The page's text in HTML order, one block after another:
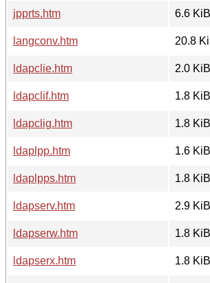
jpprts.htm
6.6 KiB
langconv.htm
20.8
ldapclie.htm
2.0 KiB
ldapclif.htm
1.8 KiB
ldapclig.htm
1.8 KiB
ldaplpp.htm
1.6 KiB
ldaplpps.htm
1.8 KiB
ldapserv.htm
2.9 KiB
ldapserw.htm
1.8 KiB
ldapserx.htm
1.8 KiB